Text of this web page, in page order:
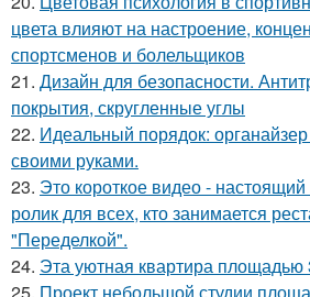
цвета влияют на настроение,
спортсменов и болельщиков
21. Дизайн для безопасности.
покрытия, скругленные углы
22. Идеальный порядок:
своими руками.
23. Это короткое видео -
ролик для всех, кто занимается
"Переделкой".
24. Эта уютная квартира площадью